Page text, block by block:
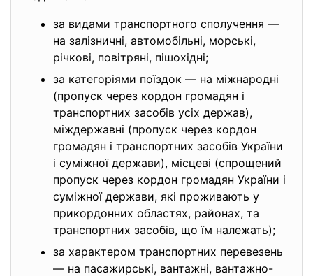
за видами транспортного сполучення —
на залізничні, автомобільні, морські,
річкові, повітряні, пішохідні;
за категоріями поїздок — на міжнародні
(пропуск через кордон громадян і
транспортних засобів усіх держав),
міждержавні (пропуск через кордон
громадян і транспортних засобів України
і суміжної держави), місцеві (спрощений
пропуск через кордон громадян України і
суміжної держави, які проживають у
прикордонних областях, районах, та
транспортних засобів, що їм належать);
за характером транспортних перевезень
— на пасажирські, вантажні, вантажно-